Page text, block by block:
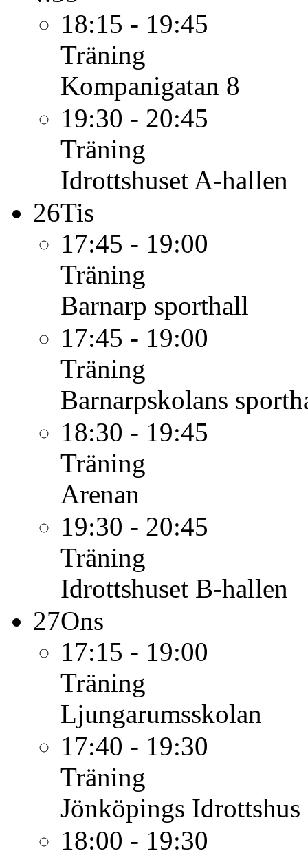
18:15 - 19:45
Träning
Kompanigatan 8
19:30 - 20:45
Träning
Idrottshuset A-hallen
26Tis
17:45 - 19:00
Träning
Barnarp sporthall
17:45 - 19:00
Träning
Barnarpskolans
18:30 - 19:45
Träning
Arenan
19:30 - 20:45
Träning
Idrottshuset B-hallen
27Ons
17:15 - 19:00
Träning
Ljungarumsskolan
17:40 - 19:30
Träning
Jönköpings Idrottshus
18:00 - 19:30